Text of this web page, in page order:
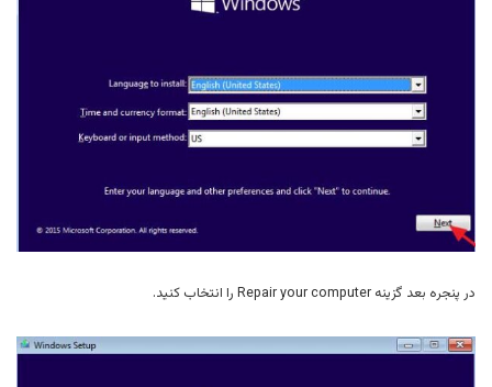
در پنجره بعد گزینه Repair your computer را انتخاب کنید.